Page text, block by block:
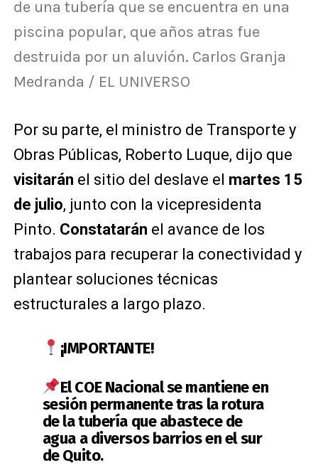
de una tubería que se encuentra en una
piscina popular, que años atras fue
destruida por un aluvión. Carlos Granja
Medranda / EL UNIVERSO
Por su parte, el ministro de Transporte y
Obras Públicas, Roberto Luque, dijo que
visitarán el sitio del deslave el martes 15
de julio, junto con la vicepresidenta
Pinto. Constatarán el avance de los
trabajos para recuperar la conectividad y
plantear soluciones técnicas
estructurales a largo plazo.
¡IMPORTANTE!
El COE Nacional se mantiene en
sesión permanente tras la rotura
de la tubería que abastece de
agua a diversos barrios en el sur
de Quito.